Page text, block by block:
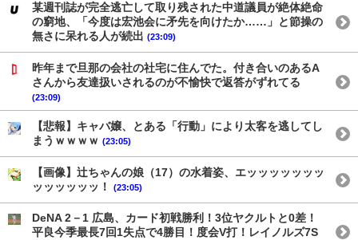
某週刊誌が完全逃亡して取り残された中道議員が絶体絶命
の窮地、「今度は宏池会に矛先を向けたか……」と節操の
無さに呆れる人が続出 (23:09)
昨年まで旦那の会社の社宅に住んでた。付き合いのあるA
さんから友達扱いされるのが不愉快で返答がずれてる
(23:09)
【悲報】キャバ嬢、とある「行動」により太客を逃してし
まうｗｗｗｗ (23:05)
【画像】辻ちゃんの娘（17）の水着姿、エッッッッッッッ
ッッッッッッ！
(23:05)
DeNA 2－1 広島、カード初戦勝利！3位ヤクルトと0差！
平良今季最長7回1失点で4勝目！度会V打！レイノルズ7S